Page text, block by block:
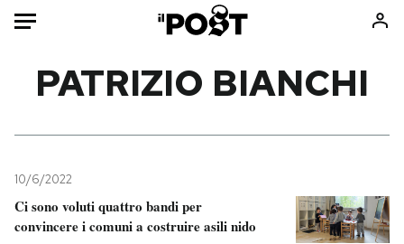
Mondo
Politica
Tecnologia
Consumismi
Storie/Idee
PATRIZIO BIANCHI
10/6/2022
Ci sono voluti quattro bandi per
convincere i comuni a costruire asili nido